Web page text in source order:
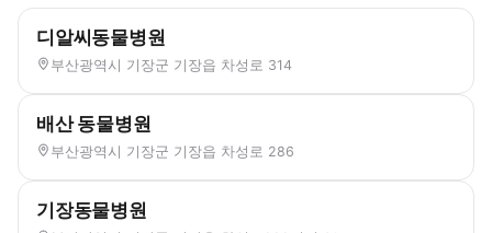
디알씨동물병원
부산광역시 기장군 기장읍 차성로 314
배산 동물병원
부산광역시 기장군 기장읍 차성로 286
기장동물병원